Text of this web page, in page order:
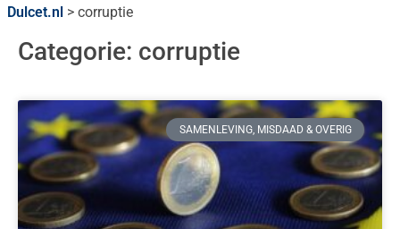
Dulcet.nl > corruptie
Categorie: corruptie
SAMENLEVING, MISDAAD & OVERIG